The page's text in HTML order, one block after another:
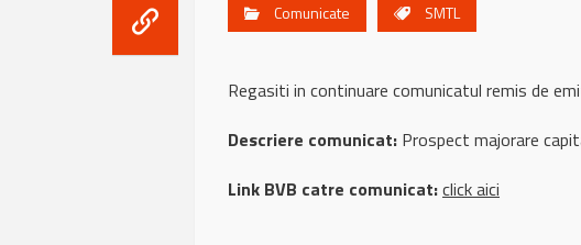
Comunicate SMTL
Regasiti in continuare comunicatul remis de
Descriere comunicat: Prospect majorare
Link BVB catre comunicat:click aici